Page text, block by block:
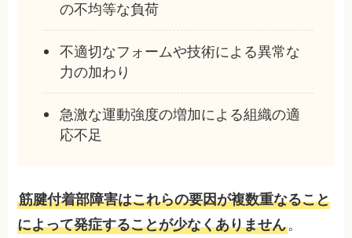
の不均等な負荷
不適切なフォームや技術による異常な
力の加わり
急激な運動強度の増加による組織の適
応不足
筋腱付着部障害はこれらの要因が複数重なること
によって発症することが少なくありません。